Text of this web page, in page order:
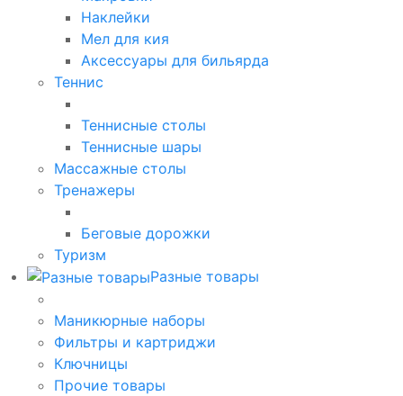
Наклейки
Мел для кия
Аксессуары для бильярда
Теннис
Теннисные столы
Теннисные шары
Массажные столы
Тренажеры
Беговые дорожки
Туризм
Разные товары
Маникюрные наборы
Фильтры и картриджи
Ключницы
Прочие товары